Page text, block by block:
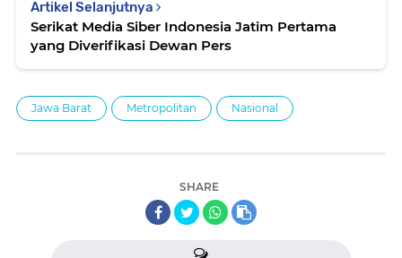
Artikel Selanjutnya
Serikat Media Siber Indonesia Jatim Pertama
yang Diverifikasi Dewan Pers
Jawa Barat Metropolitan Nasional
SHARE